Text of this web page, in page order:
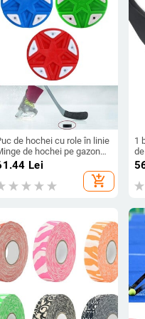
de hochei cu role în linie
de hochei pe gazon
mm x 25 mm pentru
divertisment Sesiuni de
în interior
Jucători de hochei începători
Lei
add_shopping_cart
1